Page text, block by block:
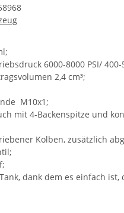
6000-8000 PSI/ 400-
2,4 cm³;
M10x1;
mit 4-Backenspitze und
Kolben, zusätzlich
dank dem es einfach ist,